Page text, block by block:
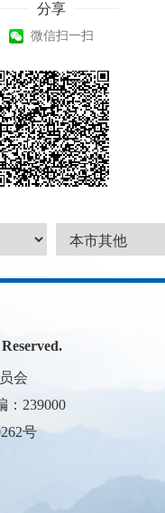
分享
微信扫一扫
会
：239000
号